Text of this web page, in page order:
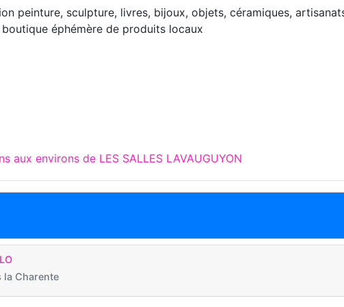
peinture, sculpture, livres, bijoux, objets, céramiques,
boutique éphémère de produits locaux
aux environs de LES SALLES LAVAUGUYON
la Charente